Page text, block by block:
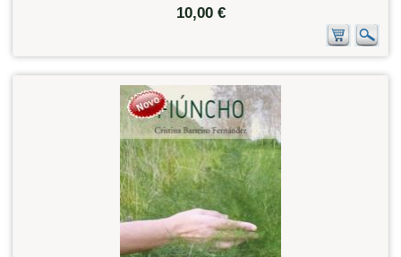
10,00 €